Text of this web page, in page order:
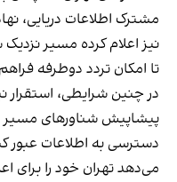
مشترک اطلاعات دریایی،
نیز اعلام کرده مسیر
تا امکان تردد دوطرفه
در چنین شرایطی، استقرار
پیشاپیش شناورهای مسیر
دسترسی به اطلاعات عبور
می‌دهد تهران خود را برای